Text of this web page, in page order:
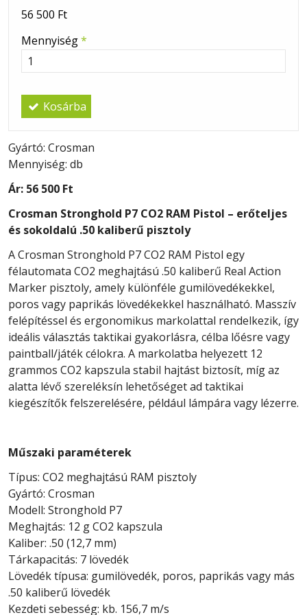
56 500 Ft
Mennyiség*
Kosárba
Gyártó: Crosman
Mennyiség: db
Ár: 56 500 Ft
Crosman Stronghold P7 CO2 RAM Pistol – erőteljes
és sokoldalú .50 kaliberű pisztoly
A Crosman Stronghold P7 CO2 RAM Pistol egy
félautomata CO2 meghajtású .50 kaliberű Real Action
Marker pisztoly, amely különféle gumilövedékekkel,
poros vagy paprikás lövedékekkel használható. Masszív
felépítéssel és ergonomikus markolattal rendelkezik, így
ideális választás taktikai gyakorlásra, célba lőésre vagy
paintball/játék célokra. A markolatba helyezett 12
grammos CO2 kapszula stabil hajtást biztosít, míg az
alatta lévő szereléksín lehetőséget ad taktikai
kiegészítők felszerelésére, például lámpára vagy lézerre.
Műszaki paraméterek
Típus: CO2 meghajtású RAM pisztoly
Gyártó: Crosman
Modell: Stronghold P7
Meghajtás: 12 g CO2 kapszula
Kaliber: .50 (12,7 mm)
Tárkapacitás: 7 lövedék
Lövedék típusa: gumilövedék, poros, paprikás vagy más
.50 kaliberű lövedék
Kezdeti sebesség: kb. 156,7 m/s